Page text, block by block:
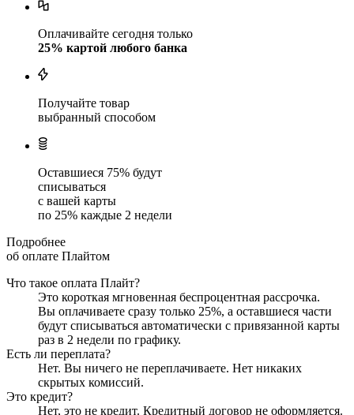
Оплачивайте сегодня только
25% картой любого банка
Получайте товар
выбранный способом
Оставшиеся 75% будут
списываться
с вашей карты
по 25% каждые 2 недели
Подробнее
об оплате Плайтом
Что такое оплата Плайт?
Это короткая мгновенная беспроцентная рассрочка.
Вы оплачиваете сразу только 25%, а оставшиеся части
будут списываться автоматически с привязанной карты
раз в 2 недели по графику.
Есть ли переплата?
Нет. Вы ничего не переплачиваете. Нет никаких
скрытых комиссий.
Это кредит?
Нет, это не кредит. Кредитный договор не оформляется.